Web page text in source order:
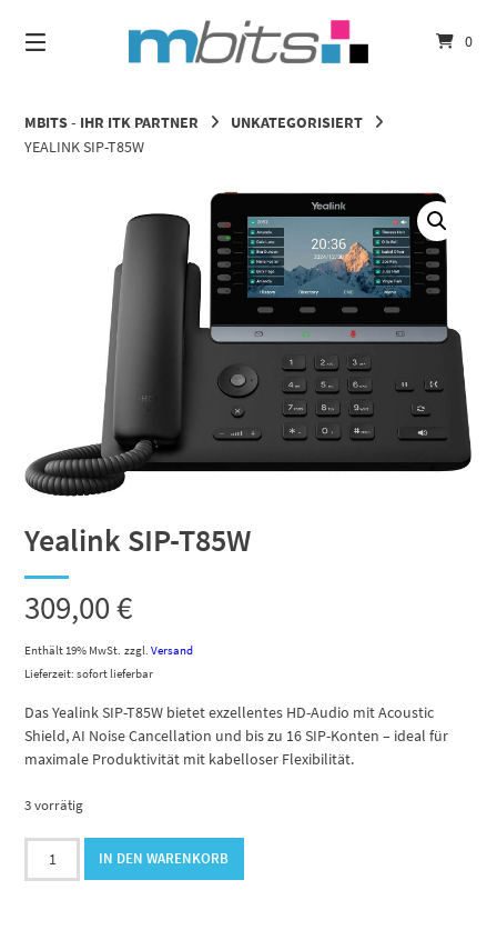
zum
Inhalt
0
MBITS - IHR ITK PARTNER
UNKATEGORISIERT
YEALINK SIP-T85W
Yealink SIP-T85W
309,00€
Enthält 19% MwSt. zzgl.Versand
Lieferzeit: sofort lieferbar
Das Yealink SIP-T85W bietet exzellentes HD-Audio mit Acoustic
Shield, AI Noise Cancellation und bis zu 16 SIP-Konten – ideal für
maximale Produktivität mit kabelloser Flexibilität.
3 vorrätig
Yealink
IN DEN WARENKORB